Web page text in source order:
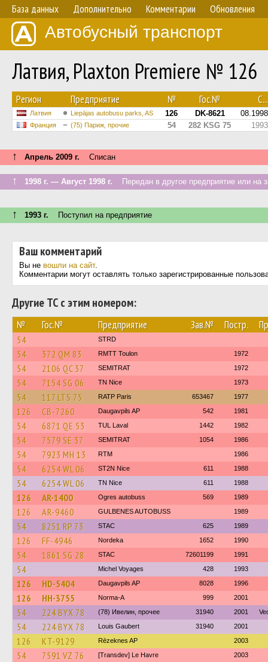
База данных Дополнительно Комментарии Обновления
Автобусный транспорт
Латвия, Plaxton Premiere № 126
Регион Предприятие № Гос.№ С...
Латвия Liepājas autobusu parks, AS 126 DK-8621 08.1998
Франция (75) Париж, прочие 54 282 KSG 75 1993
↑ Апрель 2009 г. Списан
↑ 1998 г. — Август 1998 г. Передан в другое предприятие или на
↑ 1993 г. Поступил на предприятие
Ваш комментарий
Вы не вошли на сайт.
Комментарии могут оставлять только зарегистрированные
Другие ТС с этим номером:
№ Гос.№ Предприятие Зав.№ Постр.
54 STRD
54 372 QM 83 RMTT Toulon 1972
54 2106 QC 37 SEMITRAT 1972
54 7154 SG 06 TN Nice 1973
54 117 LTS 75 RATP Paris 653467 1977
126 CB-7260 Daugavpils AP 542 1981
54 6871 QE 53 TUL Laval 1442 1982
54 7579 SE 37 SEMITRAT 1054 1986
54 7923 MH 13 RTM 1986
54 6254 WL 06 ST2N Nice 611 1988
54 6254 WL 06 TN Nice 611 1988
126 AR-1400 Ogres autobuss 569 1989
126 AR-9460 GULBENES AUTOBUSS 1989
54 8251 RP 73 STAC 625 1989
126 FF-4946 Nordeka 1652 1990
54 1861 SG 28 STAC 72601199 1991
54 Michel Voyages 428 1993
126 HD-5404 Daugavpils AP 8028 1996
126 HH-3755 Norma-A 999 2001
54 224 BYX 78 (78) Ивелин, прочее 31940 2001
54 224 BYX 78 Louis Gaubert 31940 2001
126 KT-9129 Rēzeknes AP 2003
54 7591 VZ 76 [Transdev] Le Havre 2003